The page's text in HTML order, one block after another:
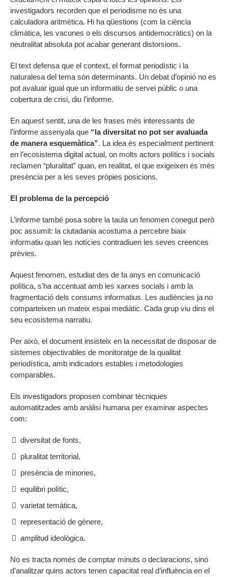
investigadors recorden que el periodisme no és una
calculadora aritmètica. Hi ha qüestions (com la ciència
climàtica, les vacunes o els discursos antidemocràtics) on la
neutralitat absoluta pot acabar generant distorsions.
El text defensa que el context, el format periodístic i la
naturalesa del tema són determinants. Un debat d’opinió no es
pot avaluar igual que un informatiu de servei públic o una
cobertura de crisi, diu l’informe.
En aquest sentit, una de les frases més interessants de
l’informe assenyala que “la diversitat no pot ser avaluada
de manera esquemàtica”. La idea és especialment pertinent
en l’ecosistema digital actual, on molts actors polítics i socials
reclamen “pluralitat” quan, en realitat, el que exigeixen és més
presència per a les seves pròpies posicions.
El problema de la percepció
L’informe també posa sobre la taula un fenomen conegut però
poc assumit: la ciutadania acostuma a percebre biaix
informatiu quan les notícies contradiuen les seves creences
prèvies.
Aquest fenomen, estudiat des de fa anys en comunicació
política, s’ha accentuat amb les xarxes socials i amb la
fragmentació dels consums informatius. Les audiències ja no
comparteixen un mateix espai mediàtic. Cada grup viu dins el
seu ecosistema narratiu.
Per això, el document insisteix en la necessitat de disposar de
sistemes objectivables de monitoratge de la qualitat
periodística, amb indicadors estables i metodologies
comparables.
Els investigadors proposen combinar tècniques
automatitzades amb anàlisi humana per examinar aspectes
com:
diversitat de fonts,
pluralitat territorial,
presència de minories,
equilibri polític,
varietat temàtica,
representació de gènere,
amplitud ideològica.
No es tracta només de comptar minuts o declaracions, sinó
d’analitzar quins actors tenen capacitat real d’influència en el